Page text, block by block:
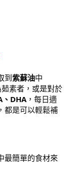
到紫蘇油中
素者，或是對於
、DHA ，每日適
都是可以輕鬆補
最簡單的食材來